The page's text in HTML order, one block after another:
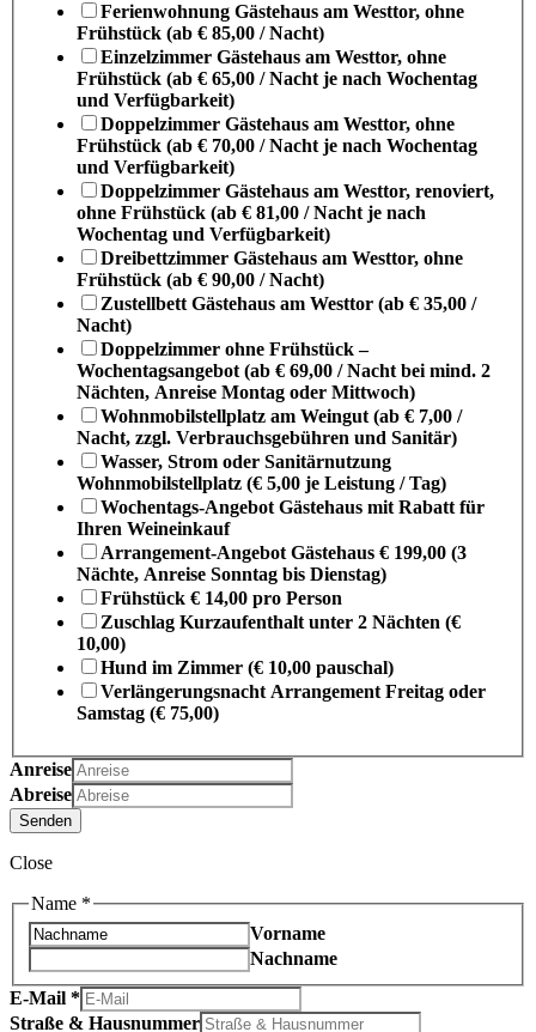
Ferienwohnung Gästehaus am Westtor, ohne
Frühstück (ab € 85,00 / Nacht)
Einzelzimmer Gästehaus am Westtor, ohne
Frühstück (ab € 65,00 / Nacht je nach Wochentag
und Verfügbarkeit)
Doppelzimmer Gästehaus am Westtor, ohne
Frühstück (ab € 70,00 / Nacht je nach Wochentag
und Verfügbarkeit)
Doppelzimmer Gästehaus am Westtor, renoviert,
ohne Frühstück (ab € 81,00 / Nacht je nach
Wochentag und Verfügbarkeit)
Dreibettzimmer Gästehaus am Westtor, ohne
Frühstück (ab € 90,00 / Nacht)
Zustellbett Gästehaus am Westtor (ab € 35,00 /
Nacht)
Doppelzimmer ohne Frühstück –
Wochentagsangebot (ab € 69,00 / Nacht bei mind. 2
Nächten, Anreise Montag oder Mittwoch)
Wohnmobilstellplatz am Weingut (ab € 7,00 /
Nacht, zzgl. Verbrauchsgebühren und Sanitär)
Wasser, Strom oder Sanitärnutzung
Wohnmobilstellplatz (€ 5,00 je Leistung / Tag)
Wochentags-Angebot Gästehaus mit Rabatt für
Ihren Weineinkauf
Arrangement-Angebot Gästehaus € 199,00 (3
Nächte, Anreise Sonntag bis Dienstag)
Frühstück € 14,00 pro Person
Zuschlag Kurzaufenthalt unter 2 Nächten (€
10,00)
Hund im Zimmer (€ 10,00 pauschal)
Verlängerungsnacht Arrangement Freitag oder
Samstag (€ 75,00)
Anreise
Abreise
Senden
Close
Name *
Vorname
Nachname
E-Mail *
Straße & Hausnummer